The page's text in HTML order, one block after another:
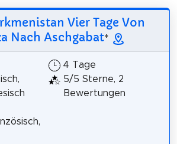
Vier Tage Von
Nach Aschgabat*
4 Tage
5/5 Sterne, 2
Bewertungen